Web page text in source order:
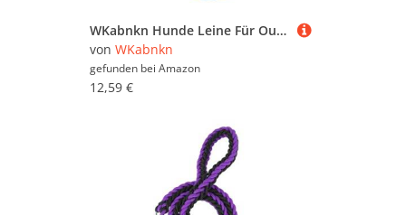
WKabnkn Hunde Leine Für Outdoor Walking Nopull Haustiertraining Leiter Praktisches Nylon Leine Einstellbares Traktionsseil Für Große Hunde Blei
von WKabnkn
gefunden bei Amazon
12,59 €